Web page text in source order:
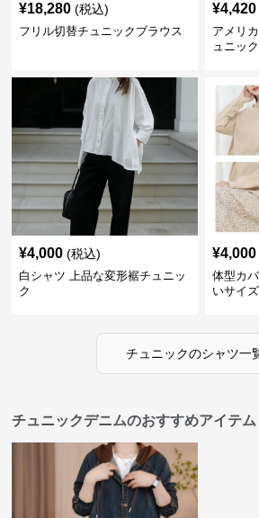
¥18,280 (税込)
フリル切替チュニックブラウス
¥4,420
アメリ
ュニック
¥4,000 (税込)
白シャツ 上品な変形裾チュニッ
ク
¥4,000
体型カ
いサイ
チュニックのシャツ一
チュニックデニムのおすすめアイテム